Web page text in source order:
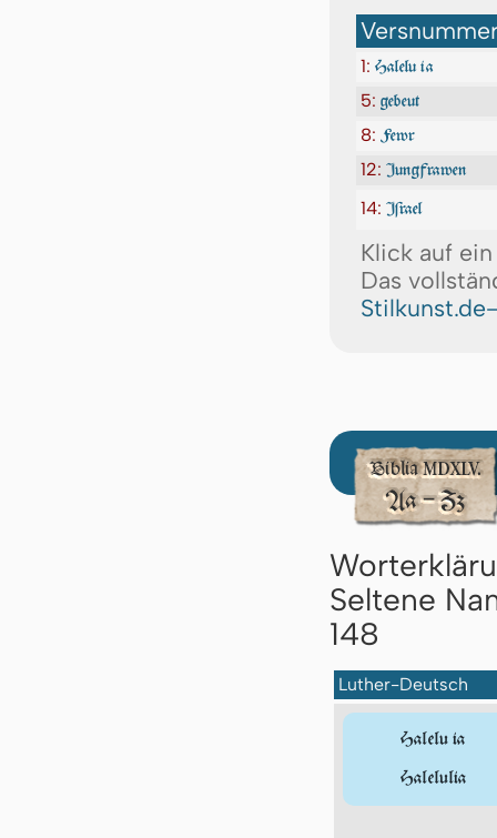
1: Halelu ia
5: gebeut
8: Fewr
12: Jung­frawen
14: Iſrael
Klick auf
Das
Seltene
148
Luther-Deutsch
Halelu ia
Halelulia